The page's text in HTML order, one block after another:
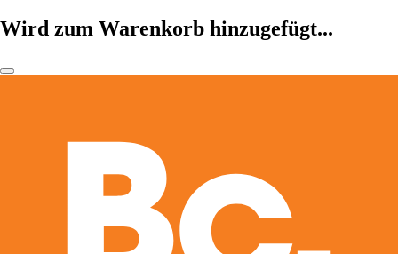
Wird zum Warenkorb hinzugefügt...